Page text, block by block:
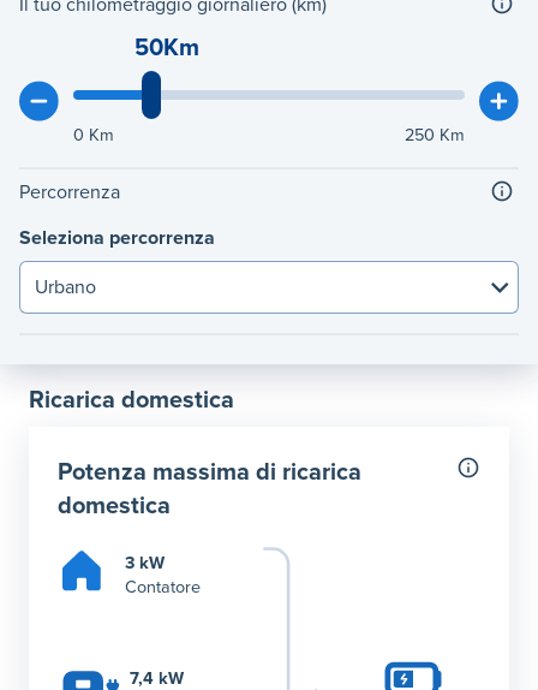
50Km
0 Km 250 Km
Percorrenza
Seleziona percorrenza
Ricarica domestica
Potenza massima di ricarica
domestica
3 kW
Contatore
7,4 kW